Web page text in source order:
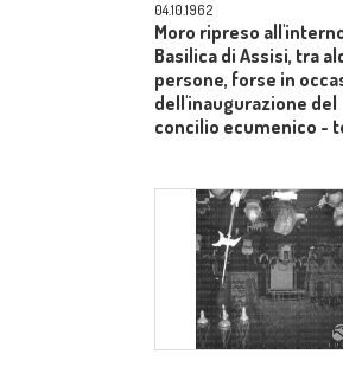
04.10.1962
Moro ripreso
Basilica di Assisi, tra
persone, forse in
dell'inaugurazione del
concilio ecumenico -